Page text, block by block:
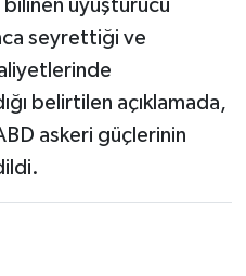
uyuşturucu
seyrettiği ve
belirtilen açıklamada,
askeri güçlerinin